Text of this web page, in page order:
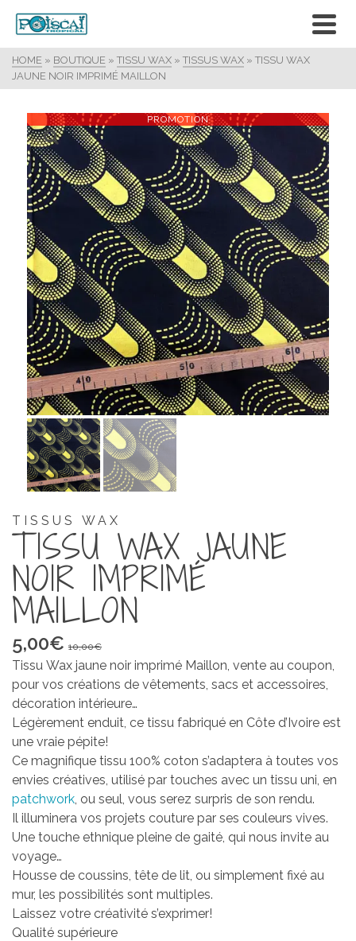
HOME » BOUTIQUE » TISSU WAX » TISSUS WAX » TISSU WAX
JAUNE NOIR IMPRIMÉ MAILLON
PROMOTION
TISSUS WAX
TISSU WAX JAUNE
NOIR IMPRIMÉ
MAILLON
10,00€Le
prix
initial
était :
10,00€.
5,00€
Le
prix
actuel
est :
5,00€.
Tissu Wax jaune noir imprimé Maillon, vente au coupon,
pour vos créations de vêtements, sacs et accessoires,
décoration intérieure…
Légèrement enduit, ce tissu fabriqué en Côte d’Ivoire est
une vraie pépite!
Ce magnifique tissu 100% coton s’adaptera à toutes vos
envies créatives, utilisé par touches avec un tissu uni, en
patchwork, ou seul, vous serez surpris de son rendu.
Il illuminera vos projets couture par ses couleurs vives.
Une touche ethnique pleine de gaité, qui nous invite au
voyage…
Housse de coussins, tête de lit, ou simplement fixé au
mur, les possibilités sont multiples.
Laissez votre créativité s’exprimer!
Qualité supérieure